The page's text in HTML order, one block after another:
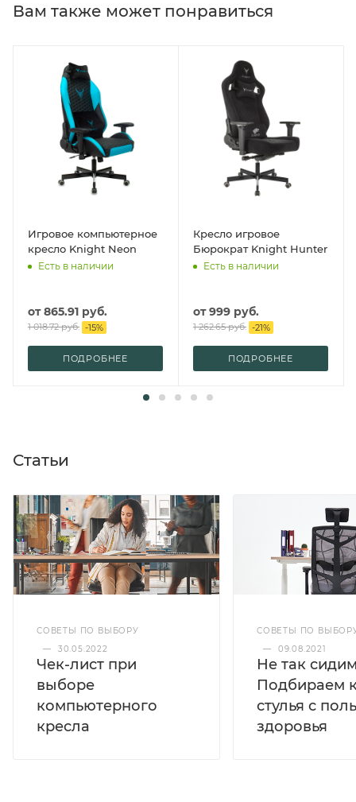
Вам также может понравиться
Игровое компьютерное
кресло Knight Neon
Есть в наличии
от865.91 руб.
1 018.72 руб. -15%
ПОДРОБНЕЕ
Кресло игровое
Бюрократ Knight Hunter
Есть в наличии
от999 руб.
1 262.65 руб. -21%
ПОДРОБНЕЕ
Статьи
СОВЕТЫ ПО ВЫБОРУ
—
30.05.2022
Чек-лист при
выборе
компьютерного
кресла
СОВЕТЫ ПО
—
09.08.2021
Не так
Подбираем
стулья с
здоровья